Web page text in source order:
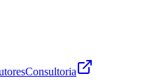
Consultoria